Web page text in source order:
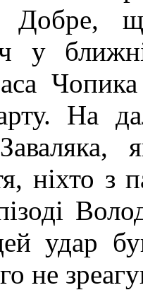
Добре,
у
На
ніхто з
удар
не